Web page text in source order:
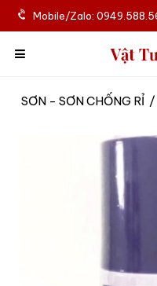
Mobile/Zalo:
Vật
SƠN - SƠN CHỐNG RỈ /